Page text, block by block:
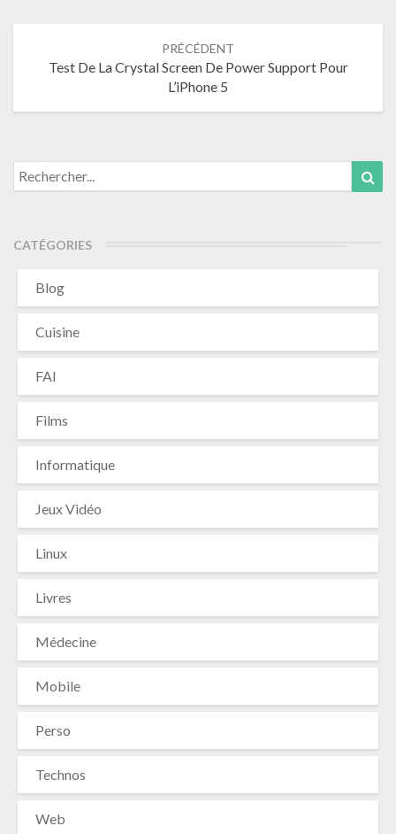
PRÉCÉDENT
Test De La Crystal Screen De Power Support Pour
L’iPhone 5
Search
for:
CATÉGORIES
Blog
Cuisine
FAI
Films
Informatique
Jeux Vidéo
Linux
Livres
Médecine
Mobile
Perso
Technos
Web